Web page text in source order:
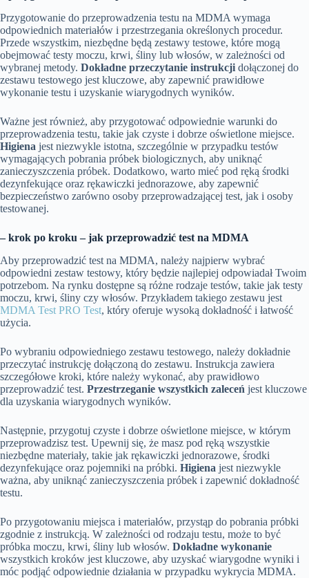
Przygotowanie do przeprowadzenia testu na MDMA wymaga
odpowiednich materiałów i przestrzegania określonych procedur.
Przede wszystkim, niezbędne będą zestawy testowe, które mogą
obejmować testy moczu, krwi, śliny lub włosów, w zależności od
wybranej metody. Dokładne przeczytanie instrukcji dołączonej do
zestawu testowego jest kluczowe, aby zapewnić prawidłowe
wykonanie testu i uzyskanie wiarygodnych wyników.
Ważne jest również, aby przygotować odpowiednie warunki do
przeprowadzenia testu, takie jak czyste i dobrze oświetlone miejsce.
Higiena jest niezwykle istotna, szczególnie w przypadku testów
wymagających pobrania próbek biologicznych, aby uniknąć
zanieczyszczenia próbek. Dodatkowo, warto mieć pod ręką środki
dezynfekujące oraz rękawiczki jednorazowe, aby zapewnić
bezpieczeństwo zarówno osoby przeprowadzającej test, jak i osoby
testowanej.
– krok po kroku – jak przeprowadzić test na MDMA
Aby przeprowadzić test na MDMA, należy najpierw wybrać
odpowiedni zestaw testowy, który będzie najlepiej odpowiadał Twoim
potrzebom. Na rynku dostępne są różne rodzaje testów, takie jak testy
moczu, krwi, śliny czy włosów. Przykładem takiego zestawu jest
MDMA Test PRO Test, który oferuje wysoką dokładność i łatwość
użycia.
Po wybraniu odpowiedniego zestawu testowego, należy dokładnie
przeczytać instrukcję dołączoną do zestawu. Instrukcja zawiera
szczegółowe kroki, które należy wykonać, aby prawidłowo
przeprowadzić test. Przestrzeganie wszystkich zaleceń jest kluczowe
dla uzyskania wiarygodnych wyników.
Następnie, przygotuj czyste i dobrze oświetlone miejsce, w którym
przeprowadzisz test. Upewnij się, że masz pod ręką wszystkie
niezbędne materiały, takie jak rękawiczki jednorazowe, środki
dezynfekujące oraz pojemniki na próbki. Higiena jest niezwykle
ważna, aby uniknąć zanieczyszczenia próbek i zapewnić dokładność
testu.
Po przygotowaniu miejsca i materiałów, przystąp do pobrania próbki
zgodnie z instrukcją. W zależności od rodzaju testu, może to być
próbka moczu, krwi, śliny lub włosów. Dokładne wykonanie
wszystkich kroków jest kluczowe, aby uzyskać wiarygodne wyniki i
móc podjąć odpowiednie działania w przypadku wykrycia MDMA.